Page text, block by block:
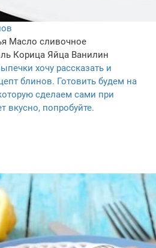
Масло сливочное
Корица Яйца Ванилин
хочу рассказать и
блинов. Готовить будем на
сделаем сами при
вкусно, попробуйте.